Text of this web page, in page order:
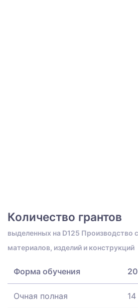
Количество грантов
выделенных на D125 Производство
материалов, изделий и конструкций
Форма обучения
Очная полная 14